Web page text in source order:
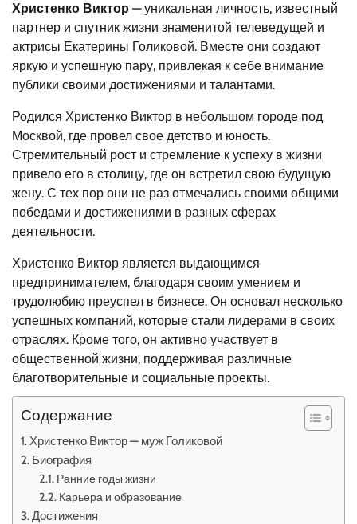
Христенко Виктор — уникальная личность, известный
партнер и спутник жизни знаменитой телеведущей и
актрисы Екатерины Голиковой. Вместе они создают
яркую и успешную пару, привлекая к себе внимание
публики своими достижениями и талантами.
Родился Христенко Виктор в небольшом городе под
Москвой, где провел свое детство и юность.
Стремительный рост и стремление к успеху в жизни
привело его в столицу, где он встретил свою будущую
жену. С тех пор они не раз отмечались своими общими
победами и достижениями в разных сферах
деятельности.
Христенко Виктор является выдающимся
предпринимателем, благодаря своим умением и
трудолюбию преуспел в бизнесе. Он основал несколько
успешных компаний, которые стали лидерами в своих
отраслях. Кроме того, он активно участвует в
общественной жизни, поддерживая различные
благотворительные и социальные проекты.
Содержание
Христенко Виктор — муж Голиковой
Биография
Ранние годы жизни
Карьера и образование
Достижения